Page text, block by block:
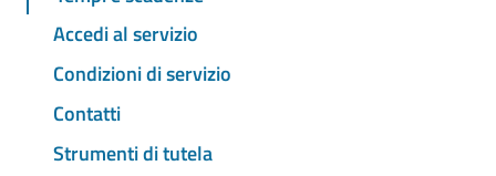
Accedi al servizio
Condizioni di servizio
Contatti
Strumenti di tutela